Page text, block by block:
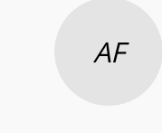
AF